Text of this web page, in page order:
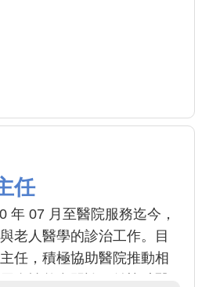
任
年 07 月至醫院服務迄今，
老人醫學的診治工作。目
任，積極協助醫院推動相